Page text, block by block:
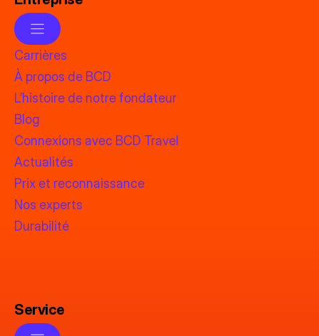
Carrières
À propos de BCD
L’histoire de notre fondateur
Blog
Connexions avec BCD Travel
Actualités
Prix et reconnaissance
Nos experts
Durabilité
Service